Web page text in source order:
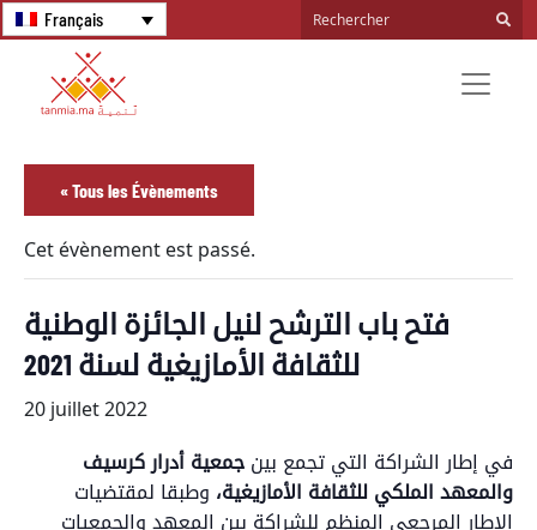
Français
« Tous les Évènements
Cet évènement est passé.
فتح باب الترشح لنيل الجائزة الوطنية
للثقافة الأمازيغية لسنة 2021
20 juillet 2022
في إطار الشراكة التي تجمع بينجمعية أدرار كرسيف
والمعهد الملكي للثقافة الأمازيغية، وطبقا لمقتضيات
الإطار المرجعي المنظم للشراكة بين المعهد والجمعيات